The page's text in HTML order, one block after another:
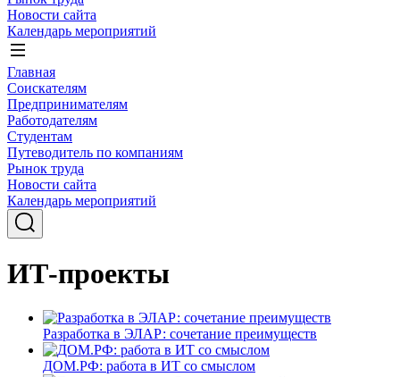
Новости сайта
Календарь мероприятий
Главная
Соискателям
Предпринимателям
Работодателям
Студентам
Путеводитель по компаниям
Рынок труда
Новости сайта
Календарь мероприятий
ИТ-проекты
Разработка в ЭЛАР: сочетание преимуществ
ДОМ.РФ: работа в ИТ со смыслом